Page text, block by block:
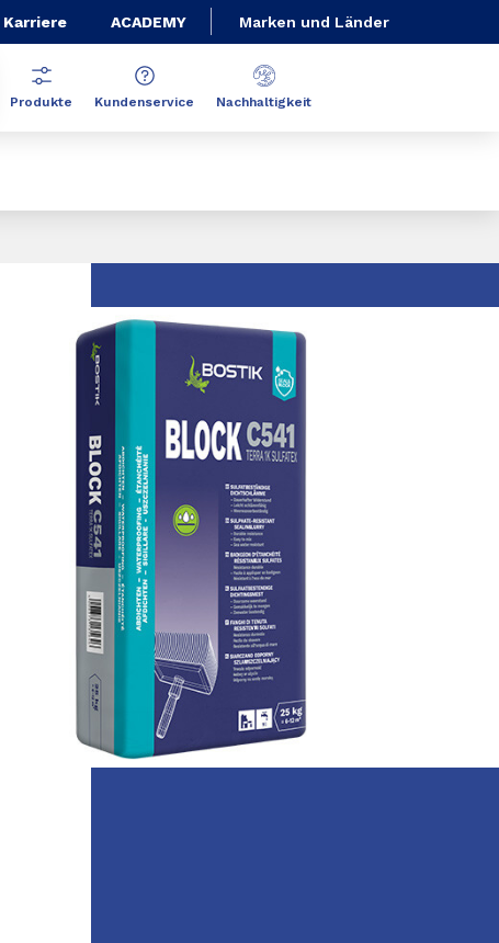
Karriere ACADEMY Marken und Länder
Produkte Kundenservice Nachhaltigkeit